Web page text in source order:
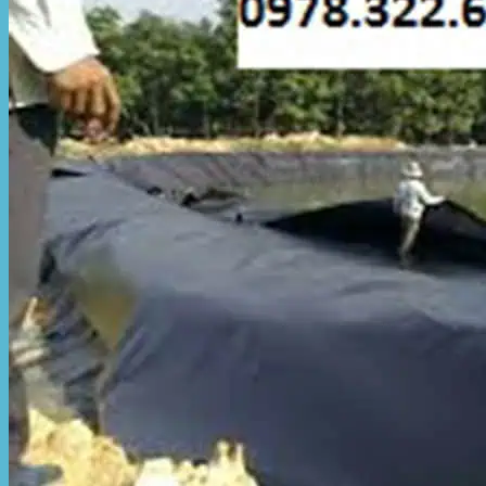
Hòa Phát Đạt
Giới thiệu Hòa Phát Đạt
Sản Phẩm
Sản Phẩm Bạt Che Ngoài Trời
Bạt che nắng mưa
Bạt kéo ngoài trời
Bạt che tự cuốn
Bạt nhựa xanh cam
Bạt sọc 3 màu
Bạt nhựa giá rẻ
Bạt lót ao hồ
Bạt nhựa đen HDPE
Sản Phẩm Dù Che Ngoài Trời
Dù che nắng
Dù che quán cafe
Dù che sự kiện
Sản Phẩm Mái Che Di Động
Mái xếp di động
Nhà bạt di động